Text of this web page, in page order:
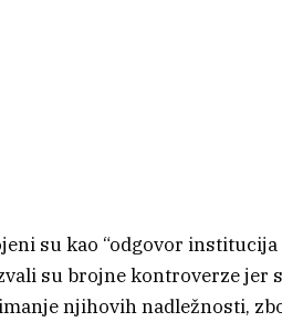
su kao “odgovor institucija
su brojne kontroverze jer
njihovih nadležnosti,